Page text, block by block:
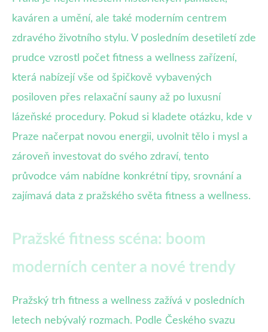
kaváren a umění, ale také moderním centrem
zdravého životního stylu. V posledním desetiletí zde
prudce vzrostl počet fitness a wellness zařízení,
která nabízejí vše od špičkově vybavených
posiloven přes relaxační sauny až po luxusní
lázeňské procedury. Pokud si kladete otázku, kde v
Praze načerpat novou energii, uvolnit tělo i mysl a
zároveň investovat do svého zdraví, tento
průvodce vám nabídne konkrétní tipy, srovnání a
zajímavá data z pražského světa fitness a wellness.
Pražské fitness scéna: boom
moderních center a nové trendy
Pražský trh fitness a wellness zažívá v posledních
letech nebývalý rozmach. Podle Českého svazu